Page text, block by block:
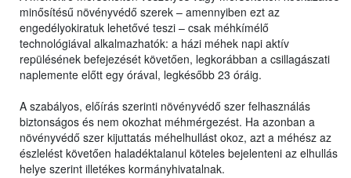
minősítésű növényvédő szerek – amennyiben ezt az
engedélyokiratuk lehetővé teszi – csak méhkímélő
technológiával alkalmazhatók: a házi méhek napi aktív
repülésének befejezését követően, legkorábban a csillagászati
naplemente előtt egy órával, legkésőbb 23 óráig.
A szabályos, előírás szerinti növényvédő szer felhasználás
biztonságos és nem okozhat méhmérgezést. Ha azonban a
növényvédő szer kijuttatás méhelhullást okoz, azt a méhész az
észlelést követően haladéktalanul köteles bejelenteni az elhullás
helye szerint illetékes kormányhivatalnak.